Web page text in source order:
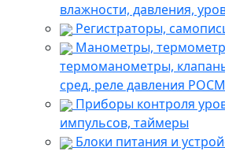
влажности, давления,
Регистраторы,
Манометры,
термоманометры,
сред, реле давления
Приборы контроля
импульсов, таймеры
Блоки питания и